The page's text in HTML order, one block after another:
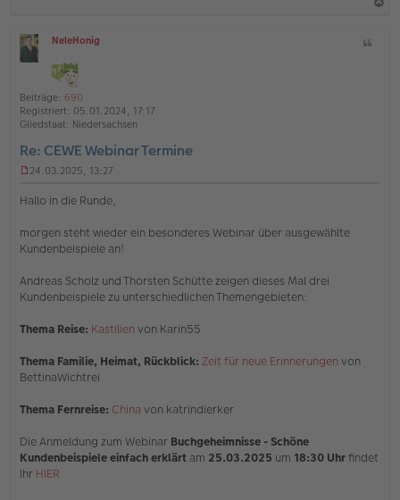
ff
n
e
NeleHonig
Beiträge: 690
Registriert: 05.01.2024, 17:17
Gliedstaat: Niedersachsen
Re: CEWE Webinar Termine
g
l
e
n
e
B
t
r
g
24.03.2025, 13:27
Hallo in die Runde,
morgen steht wieder ein besonderes Webinar über ausgewählte
Kundenbeispiele an!
Andreas Scholz und Thorsten Schütte zeigen dieses Mal drei
Kundenbeispiele zu unterschiedlichen Themengebieten:
Thema Reise: Kastilienvon Karin55
Thema Familie, Heimat, Rückblick: Zeit für neue Erinnerungenvon
BettinaWichtrei
Thema Fernreise: China von katrindierker
Die Anmeldung zum Webinar Buchgeheimnisse - Schöne
Kundenbeispiele einfach erklärt am 25.03.2025 um 18:30 Uhrfindet
Ihr HIER